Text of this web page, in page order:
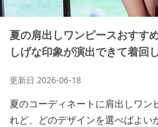
夏の肩出しワンピースおすす
しげな印象が演出できて着回
更新日 2026-06-18
夏のコーディネートに肩出しワン
れど、どのデザインを選べばよい